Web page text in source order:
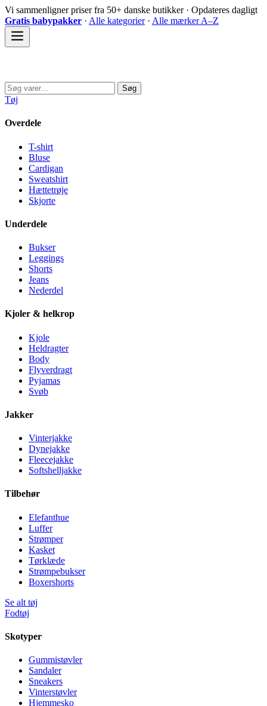
Spring
til
indhold
Vi sammenligner priser fra 50+ danske butikker · Opdateres dagligt
Gratis babypakker · Alle kategorier· Alle mærker A–Z
Søg
efter:
Søg
Tøj
Overdele
T-shirt
Bluse
Cardigan
Sweatshirt
Hættetrøje
Skjorte
Underdele
Bukser
Leggings
Shorts
Jeans
Nederdel
Kjoler & helkrop
Kjole
Heldragter
Body
Flyverdragt
Pyjamas
Svøb
Jakker
Vinterjakke
Dynejakke
Fleecejakke
Softshelljakke
Tilbehør
Elefanthue
Luffer
Strømper
Kasket
Tørklæde
Strømpebukser
Boxershorts
Se alt tøj
Fodtøj
Skotyper
Gummistøvler
Sandaler
Sneakers
Vinterstøvler
Hjemmesko